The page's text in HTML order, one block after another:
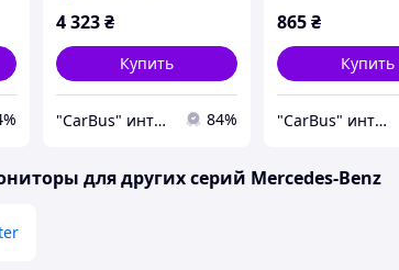
4 323₴
Купить
"CarBus" интернет-магазин запчастей 84%
865₴
Купить
"CarBus" интернет-магазин запчастей
для других серий Mercedes-Benz